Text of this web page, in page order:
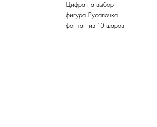
Цифра на выбор
фигура Русалочка
фонтан из 10 шаров